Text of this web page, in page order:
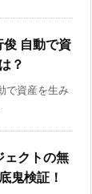
自動で資
？
で資産を生み
ェクトの無
鬼検証！